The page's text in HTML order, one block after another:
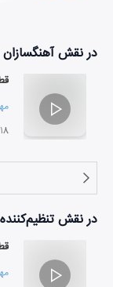
در نقشآهنگسازان
در نقشتنظیم‌کننده